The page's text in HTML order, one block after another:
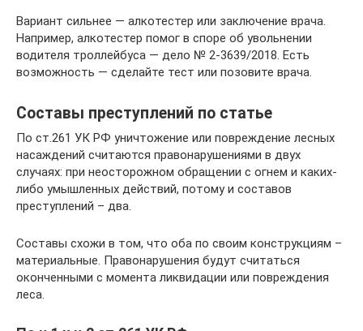
Вариант сильнее — алкотестер или заключение врача.
Например, алкотестер помог в споре об увольнении
водителя троллейбуса — дело № 2-3639/2018. Есть
возможность — сделайте тест или позовите врача.
Составы преступлений по статье
По ст.261 УК РФ уничтожение или повреждение лесных
насаждений считаются правонарушениями в двух
случаях: при неосторожном обращении с огнем и каких-
либо умышленных действий, потому и составов
преступлений – два.
Составы схожи в том, что оба по своим конструкциям –
материальные. Правонарушения будут считаться
оконченными с момента ликвидации или повреждения
леса.